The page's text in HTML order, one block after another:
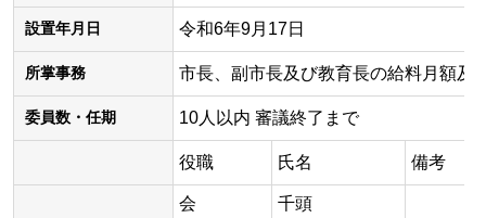
設置年月日 令和6年9月17日
所掌事務 市長、副市長及び教育長の給料月額及
委員数・任期 10人以内 審議終了まで
役職 氏名 備考
会
千頭